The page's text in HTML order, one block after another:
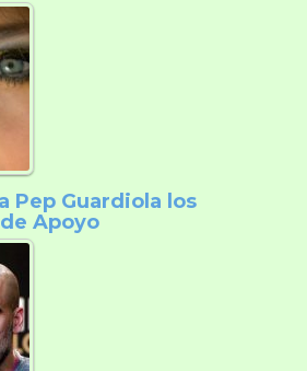
Pep Guardiola los
Apoyo